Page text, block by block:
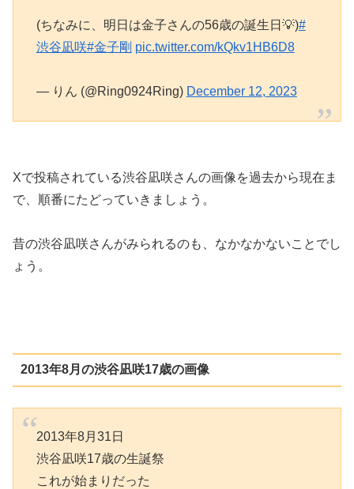
(ちなみに、明日は金子さんの56歳の誕生日💡)#
渋谷凪咲#金子剛 pic.twitter.com/kQkv1HB6D8
— りん (@Ring0924Ring) December 12, 2023
Xで投稿されている渋谷凪咲さんの画像を過去から現在ま
で、順番にたどっていきましょう。
昔の渋谷凪咲さんがみられるのも、なかなかないことでし
ょう。
2013年8月の渋谷凪咲17歳の画像
2013年8月31日
渋谷凪咲17歳の生誕祭
これが始まりだった